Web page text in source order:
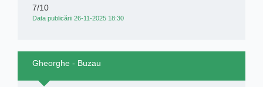
7/10
Data publicării 26-11-2025 18:30
Gheorghe - Buzau